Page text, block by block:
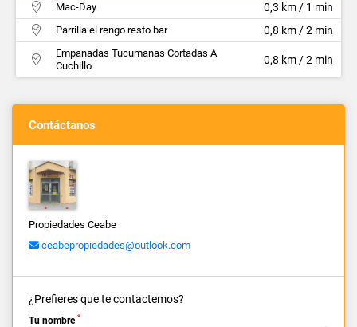
Mac-Day 0,3 km / 1 min
Parrilla el rengo resto bar 0,8 km / 2 min
Empanadas Tucumanas Cortadas A
Cuchillo
0,8 km / 2 min
Contáctanos
Propiedades Ceabe
ceabepropiedades@outlook.com
¿Prefieres que te contactemos?
Tu nombre *